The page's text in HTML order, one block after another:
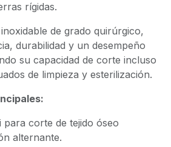
rígidas.
de grado quirúrgico,
durabilidad y un desempeño
su capacidad de corte incluso
de limpieza y esterilización.
para corte de tejido óseo
alternante.